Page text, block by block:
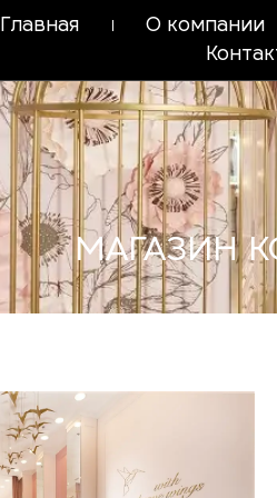
Главная О компании
МАГАЗИН